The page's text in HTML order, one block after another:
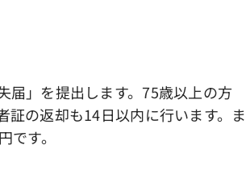
」を提出します。75歳以上の方
証の返却も14日以内に行います。ま
す。